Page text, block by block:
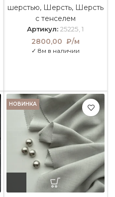
шерстью, Шерсть, Шерсть
с тенселем
Артикул: 25225, 1
2800,00 ₽/м
✓ 8м в наличии
НОВИНКА